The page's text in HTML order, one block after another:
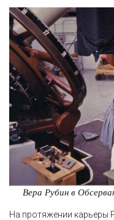
Вера Рубин в
На протяжении карьеры